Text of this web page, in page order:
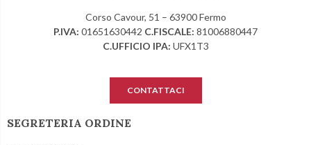
Corso Cavour, 51 – 63900 Fermo
P.IVA: 01651630442 C.FISCALE: 81006880447
C.UFFICIO IPA: UFX1T3
CONTATTACI
SEGRETERIA ORDINE